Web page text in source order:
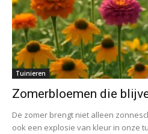
Tuinieren
Zomerbloemen die
De zomer brengt niet alleen
ook een explosie van kleur in onze